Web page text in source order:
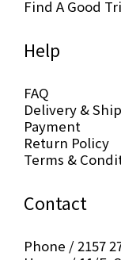
Find A Good
Help
FAQ
Delivery &
Payment
Return Policy
Terms &
Contact
Phone / 2157